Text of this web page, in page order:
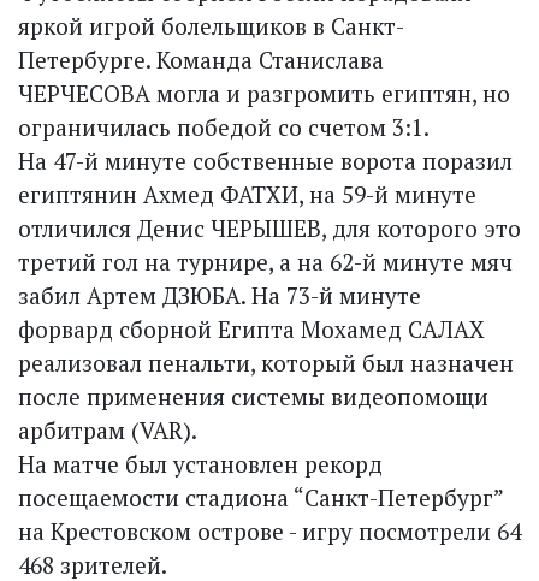
яркой игрой болельщиков в Санкт-
Петербурге. Команда Станислава
ЧЕРЧЕСОВА могла и разгромить египтян, но
ограничилась победой со счетом 3:1.
На 47-й минуте собственные ворота поразил
египтянин Ахмед ФАТХИ, на 59-й минуте
отличился Денис ЧЕРЫШЕВ, для которого это
третий гол на турнире, а на 62-й минуте мяч
забил Артем ДЗЮБА. На 73-й минуте
форвард сборной Египта Мохамед САЛАХ
реализовал пенальти, который был назначен
после применения системы видеопомощи
арбитрам (VAR).
На матче был установлен рекорд
посещаемости стадиона “Санкт-Петербург”
на Крестовском острове - игру посмотрели 64
468 зрителей.